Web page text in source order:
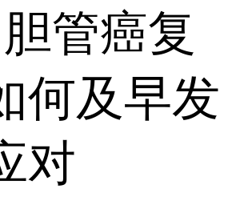
胆管癌复
何及早发
对